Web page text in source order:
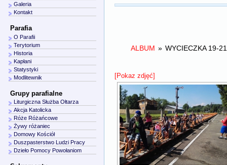
ALBUM » WYCIECZKA 19-
[Pokaz zdjęć]
Galeria
Kontakt
Parafia
O Parafii
Terytorium
Historia
Kapłani
Statystyki
Modlitewnik
Grupy parafialne
Liturgiczna Służba Ołtarza
Akcja Katolicka
Róże Różańcowe
Żywy różaniec
Domowy Kościół
Duszpasterstwo Ludzi Pracy
Dzieło Pomocy Powołaniom